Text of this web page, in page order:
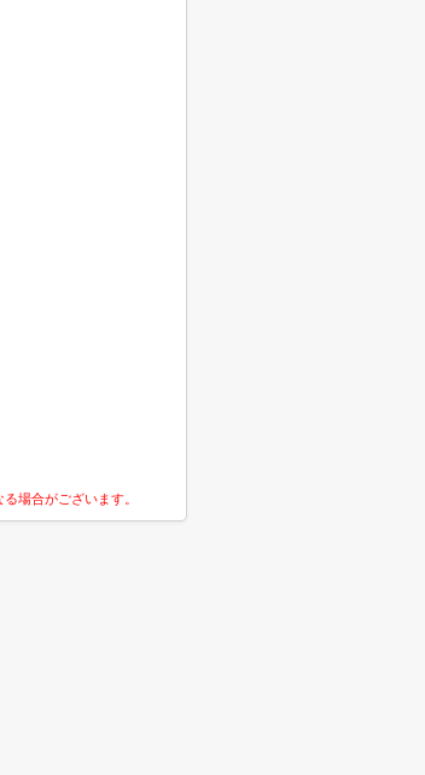
場合がございます。